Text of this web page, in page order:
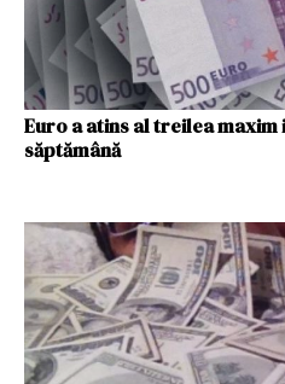
Euro a atins al treilea
săptămână